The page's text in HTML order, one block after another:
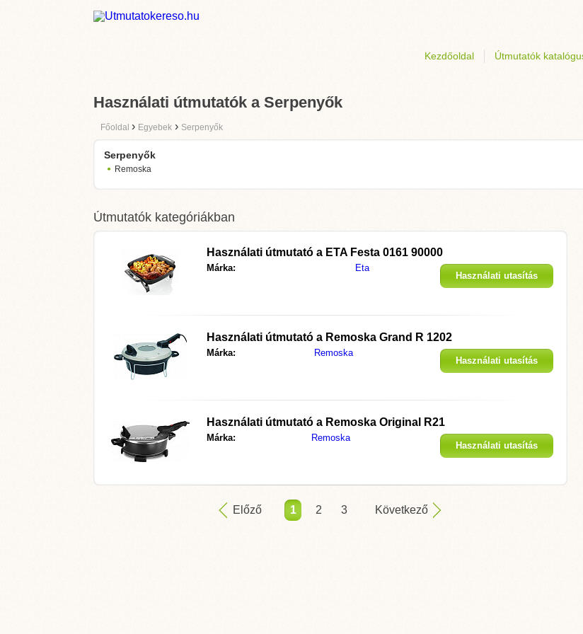
Kezdőoldal Útmutatók
Használati útmutatók a Serpenyők
Főoldal › Egyebek › Serpenyők
Serpenyők
Remoska
Útmutatók kategóriákban
Használati útmutató a ETA Festa 0161 90000
Márka: Eta
Használati utasítás
Használati útmutató a Remoska Grand R 1202
Márka: Remoska
Használati utasítás
Használati útmutató a Remoska Original R21
Márka: Remoska
Használati utasítás
Előző 1 2 3 Következő